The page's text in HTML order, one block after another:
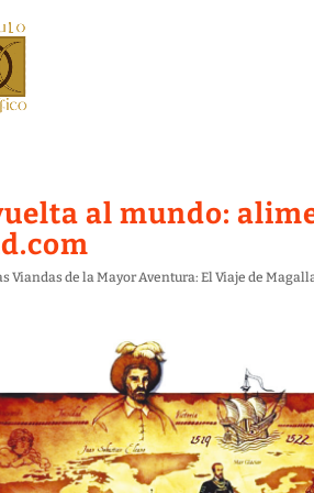
al mundo:
Viandas de la Mayor Aventura: El Viaje de